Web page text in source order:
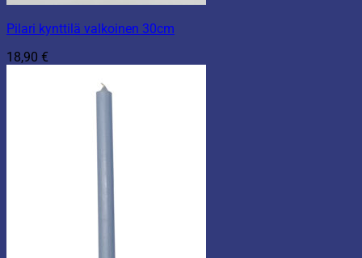
Pilari kynttilä valkoinen 30cm
18,90 €